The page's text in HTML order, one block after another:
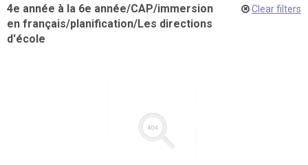
4e année à la 6e année/CAP/immersion
en français/planification/Les directions
d'école
Clear filters